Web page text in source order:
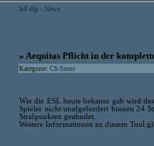
IsF-Hp > News
» Aequitas Pflicht in der
Kategorie: CS-Szene
Wie die ESL heute bekannt gab wird
Spieler nicht unafgefordert binnen 24
Strafpunkten geahndet.
Weitere Informationen zu diesem Tool